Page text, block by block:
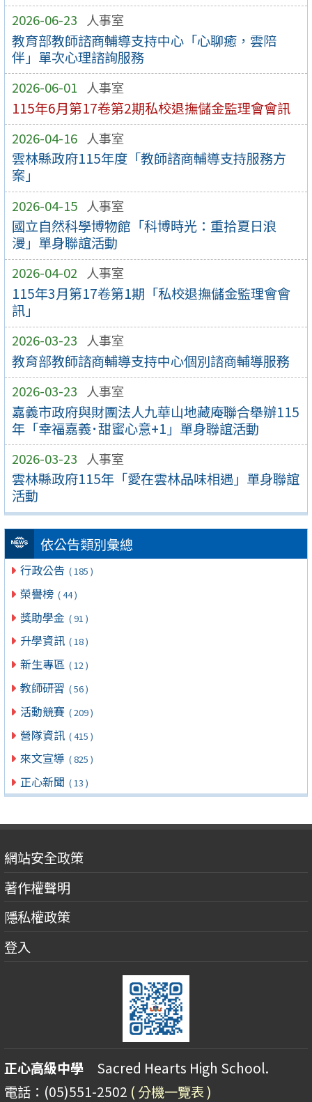
2026-06-23 人事室
教育部教師諮商輔導支持中心「心聊癒，雲陪
伴」單次心理諮詢服務
2026-06-01 人事室
115年6月第17卷第2期私校退撫儲金監理會會訊
2026-04-16 人事室
雲林縣政府115年度「教師諮商輔導支持服務方
案」
2026-04-15 人事室
國立自然科學博物館「科博時光：重拾夏日浪
漫」單身聯誼活動
2026-04-02 人事室
115年3月第17卷第1期「私校退撫儲金監理會會
訊」
2026-03-23 人事室
教育部教師諮商輔導支持中心個別諮商輔導服務
2026-03-23 人事室
嘉義市政府與財團法人九華山地藏庵聯合舉辦115
年「幸福嘉義･甜蜜心意+1」單身聯誼活動
2026-03-23 人事室
雲林縣政府115年「愛在雲林品味相遇」單身聯誼
活動
依公告類別彙總
行政公告 ( 185 )
榮譽榜 ( 44 )
獎助學金 ( 91 )
升學資訊 ( 18 )
新生專區 ( 12 )
教師研習 ( 56 )
活動競賽 ( 209 )
營隊資訊 ( 415 )
來文宣導 ( 825 )
正心新聞 ( 13 )
網站安全政策
著作權聲明
隱私權政策
登入
正心高級中學 Sacred Hearts High School.
電話：(05)551-2502 ( 分機一覽表 )